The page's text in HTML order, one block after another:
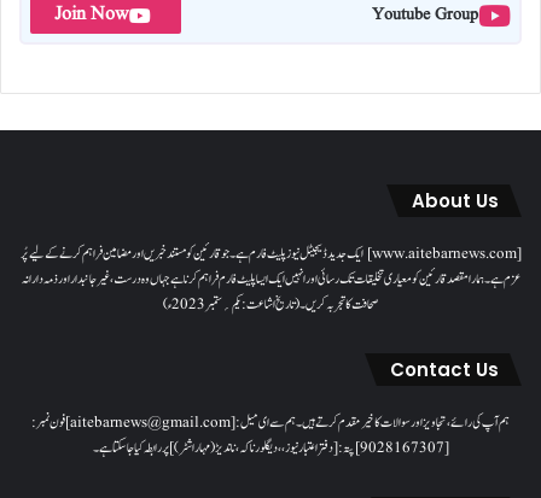
Youtube Group
Join Now
About Us
[www.aitebarnews.com] ایک جدید ڈیجیٹل نیوز پلیٹ فارم ہے۔ جو قارئین کو مستند خبریں اور مضامین فراہم کرنے کے لیے پُر
عزم ہے۔ ہمارا مقصدقارئین کو معیاری تخلیقات تک رسائی اور انہیں ایک ایسا پلیٹ فارم فراہم کرنا ہے جہاں وہ درست، غیر جانبدار اور ذمہ دارانہ
صحافت کا تجربہ کریں۔( تاریخ اشاعت : یکم؍ ستمبر 2023ء)
Contact Us
ہم آپ کی رائے، تجاویز اور سوالات کا خیرمقدم کرتے ہیں۔ ہم سےای میل: [aitebarnews@gmail.com]فون نمبر:
[9028167307]پتہ: [دفتر اعتبار نیوز، ، دیگلور ناکہ، ناندیڑ(مہاراشٹر) ] پر رابطہ کیا جاسکتا ہے۔